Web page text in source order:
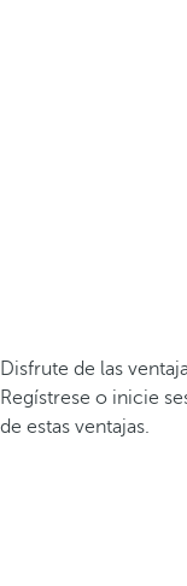
Disfrute de las
Regístrese o inicie
de estas ventajas.